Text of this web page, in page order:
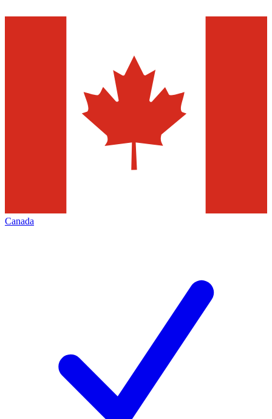
Canada